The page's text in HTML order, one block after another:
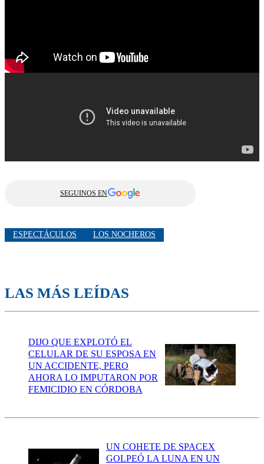
SEGUINOS EN
ESPECTÁCULOS LOS NOCHEROS
LAS MÁS LEÍDAS
DIJO QUE EXPLOTÓ EL
CELULAR DE SU ESPOSA EN
UN ACCIDENTE, PERO
AHORA LO IMPUTARON POR
FEMICIDIO EN CÓRDOBA
UN COHETE DE SPACEX
GOLPEÓ LA LUNA EN UN